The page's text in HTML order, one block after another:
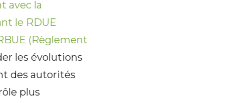
avec la
le RDUE
(Règlement
les évolutions
des autorités
plus